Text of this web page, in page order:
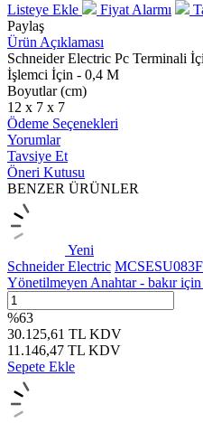
Listeye Ekle
Fiyat Alarmı
Paylaş
Ürün Açıklaması
Schneider Electric Pc Terminali
İşlemci İçin - 0,4 M
Boyutlar (cm)
12 x 7 x 7
Ödeme Seçenekleri
Yorumlar
Tavsiye Et
Öneri Kutusu
BENZER ÜRÜNLER
Yeni
Schneider Electric
Yönetilmeyen Anahtar - bakır için
%63
30.125,61 TL KDV
11.146,47 TL KDV
Sepete Ekle